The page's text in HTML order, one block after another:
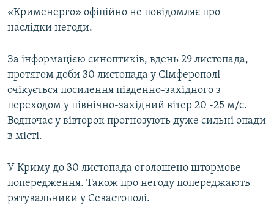
«Крименерго» офіційно не повідомляє про
наслідки негоди.
За інформацією синоптиків, вдень 29 листопада,
протягом доби 30 листопада у Сімферополі
очікується посилення південно-західного з
переходом у північно-західний вітер 20 -25 м/с.
Водночас у вівторок прогнозують дуже сильні опади
в місті.
У Криму до 30 листопада оголошено штормове
попередження. Також про негоду попереджають
рятувальники у Севастополі.